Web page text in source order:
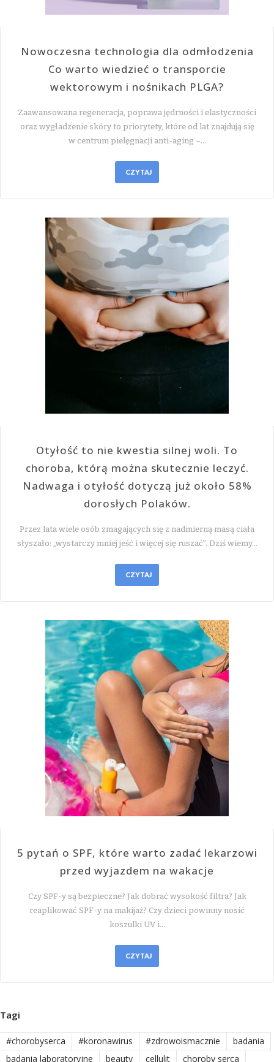
Nowoczesna technologia dla odmłodzenia
Co warto wiedzieć o transporcie
wektorowym i nośnikach PLGA?
Zaawansowana regeneracja, poprawa jędrności i elastyczności
oraz wygładzenie skóry to priorytety, które od lat znajdują się
w centrum pielęgnacji anti-aging –…
CZYTAJ
Otyłość to nie kwestia silnej woli. To
choroba, którą można skutecznie leczyć.
Nadwaga i otyłość dotyczą już około 58%
dorosłych Polaków.
Przez lata wiele osób zmagających się z nadmierną masą ciała
słyszało: „wystarczy mniej jeść i więcej się ruszać”. Dziś wiemy…
CZYTAJ
5 pytań o SPF, które warto zadać lekarzowi
przed wyjazdem na wakacje
Czy SPF-y są bezpieczne? Jak dobrać wysokość filtra? Jak
reaplikować SPF-y na makijaż? Czy dzieci powinny nosić
koszulki UV i…
CZYTAJ
Tagi
#chorobyserca #koronawirus #zdrowoismacznie
badania
badania laboratoryjne
beauty cellulit choroby serca